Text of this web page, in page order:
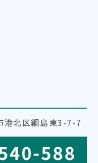
北区綱島東3-7-7